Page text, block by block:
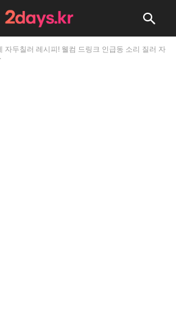
자두칠러 레시피! 웰컴 드링크 인급동 소리 질러 자